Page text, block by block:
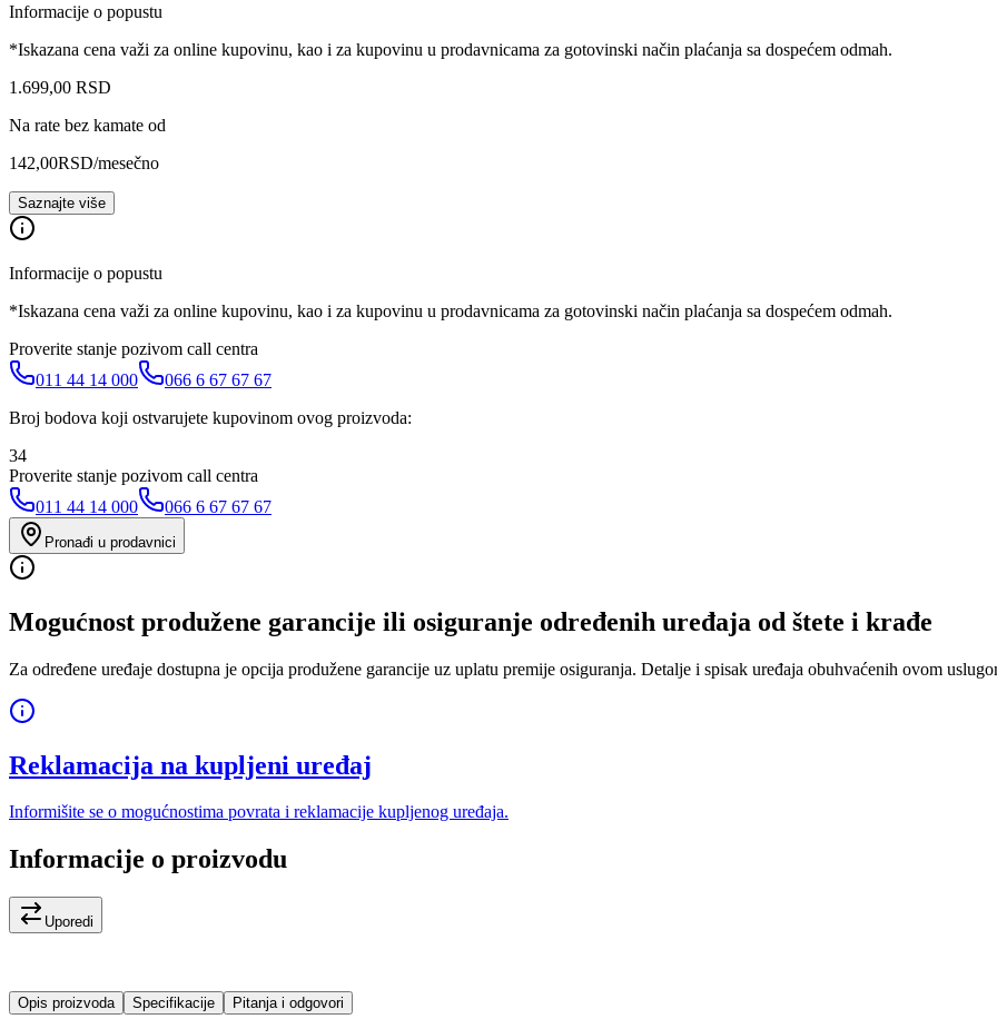
Informacije o popustu
*Iskazana cena važi za online kupovinu, kao i za kupovinu u prodavnicama za gotovinski način plaćanja sa dospećem odmah.
1.699,00 RSD
Na rate bez kamate od
142,00RSD/mesečno
Saznajte više
Informacije o popustu
*Iskazana cena važi za online kupovinu, kao i za kupovinu u prodavnicama za gotovinski način plaćanja sa dospećem odmah.
Proverite stanje pozivom call centra
011 44 14 000
066 6 67 67 67
Broj bodova koji ostvarujete kupovinom ovog proizvoda:
34
Proverite stanje pozivom call centra
011 44 14 000
066 6 67 67 67
Pronađi u prodavnici
Mogućnost produžene garancije ili osiguranje određenih uređaja od štete i krađe
Za određene uređaje dostupna je opcija produžene garancije uz uplatu premije osiguranja. Detalje i spisak uređaja obuhvaćenih ovom
Reklamacija na kupljeni uređaj
Informišite se o mogućnostima povrata i reklamacije kupljenog uređaja.
Informacije o proizvodu
Uporedi
Opis proizvoda Specifikacije Pitanja i odgovori